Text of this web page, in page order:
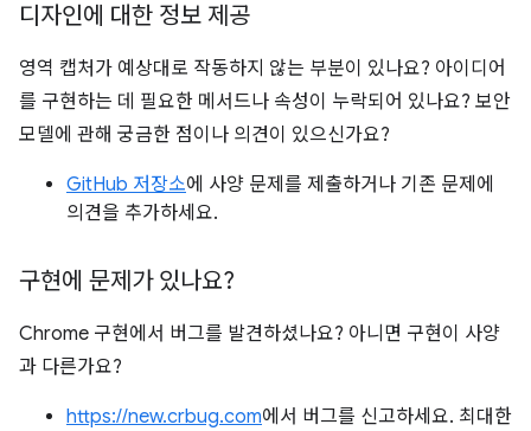
디자인에 대한 정보 제공
영역 캡처가 예상대로 작동하지 않는 부분이 있나요? 아이디어
를 구현하는 데 필요한 메서드나 속성이 누락되어 있나요? 보안
모델에 관해 궁금한 점이나 의견이 있으신가요?
GitHub 저장소에 사양 문제를 제출하거나 기존 문제에
의견을 추가하세요.
구현에 문제가 있나요?
Chrome 구현에서 버그를 발견하셨나요? 아니면 구현이 사양
과 다른가요?
https://new.crbug.com에서 버그를 신고하세요. 최대한